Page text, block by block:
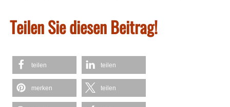
Teilen Sie diesen Beitrag!
teilen teilen
merken teilen